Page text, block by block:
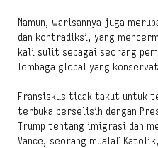
Namun, warisannya juga
dan kontradiksi, yang
kali sulit sebagai seorang
lembaga global yang
Fransiskus tidak takut untuk
terbuka berselisih dengan
Trump tentang imigrasi dan
Vance, seorang mualaf